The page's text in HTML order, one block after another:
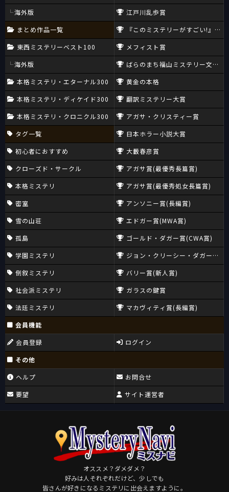
海外版
まとめ作品一覧
東西ミステリーベスト100
海外版
本格ミステリ・エターナル300
本格ミステリ・ディケイド300
本格ミステリ・クロニクル300
タグ一覧
初心者におすすめ
クローズド・サークル
本格ミステリ
密室
雪の山荘
孤島
学園ミステリ
倒叙ミステリ
社会派ミステリ
法廷ミステリ
江戸川乱歩賞
『このミステリーがすごい!』大賞
メフィスト賞
ばらのまち福山ミステリー文学新
黄金の本格
翻訳ミステリー大賞
アガサ・クリスティー賞
日本ホラー小説大賞
大藪春彦賞
アガサ賞(最優秀長篇賞)
アガサ賞(最優秀処女長篇賞)
アンソニー賞(長編賞)
エドガー賞(MWA賞)
ゴールド・ダガー賞(CWA賞)
ジョン・クリーシー・ダガー賞
バリー賞(新人賞)
ガラスの鍵賞
マカヴィティ賞(長編賞)
会員機能
会員登録
ログイン
その他
ヘルプ
要望
お問合せ
サイト運営者
オススメ？ダメダメ？
好みは人それぞれだけど、少しでも
皆さんが好きになるミステリに出会えますように。